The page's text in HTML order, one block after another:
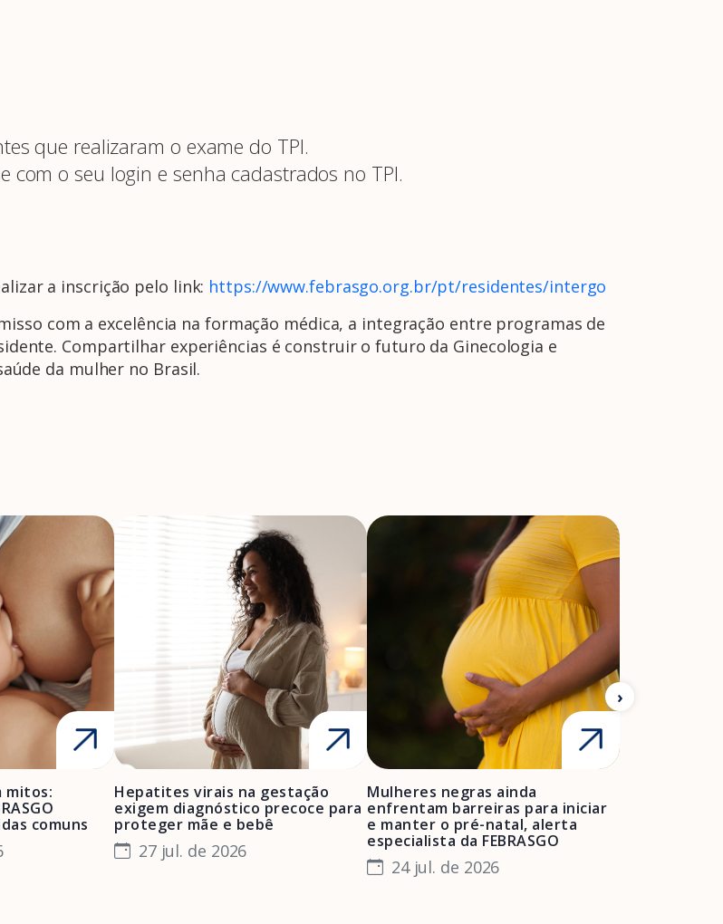
que realizaram o exame do TPI.
com o seu login e senha cadastrados no TPI.
a inscrição pelo link: https://www.febrasgo.org.br/pt/residentes/intergo
com a excelência na formação médica, a integração entre programas de
Compartilhar experiências é construir o futuro da Ginecologia e
da mulher no Brasil.
mitos:
comuns
Hepatites virais na gestação
exigem diagnóstico precoce para
proteger mãe e bebê
27 jul. de 2026
Mulheres negras ainda
enfrentam barreiras para iniciar
e manter o pré-natal, alerta
especialista da FEBRASGO
24 jul. de 2026